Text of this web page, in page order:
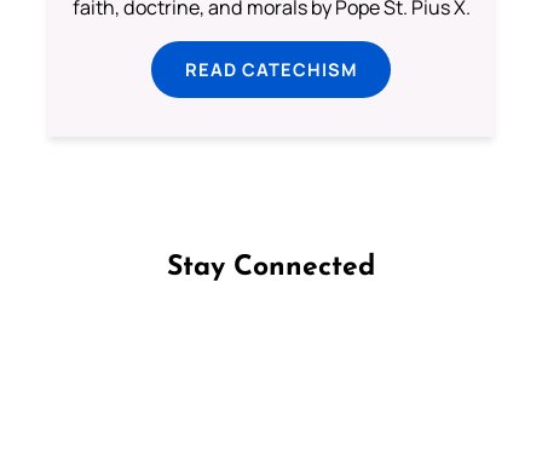
faith, doctrine, and morals by Pope St. Pius X.
READ CATECHISM
Stay Connected